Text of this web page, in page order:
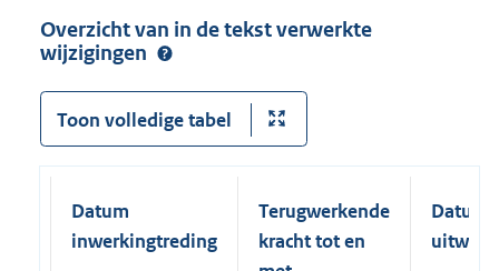
Overzicht van in de tekst verwerkte
wijzigingen
Toon volledige tabel
Datum
inwerkingtreding
Terugwerkende
kracht tot en
Datum